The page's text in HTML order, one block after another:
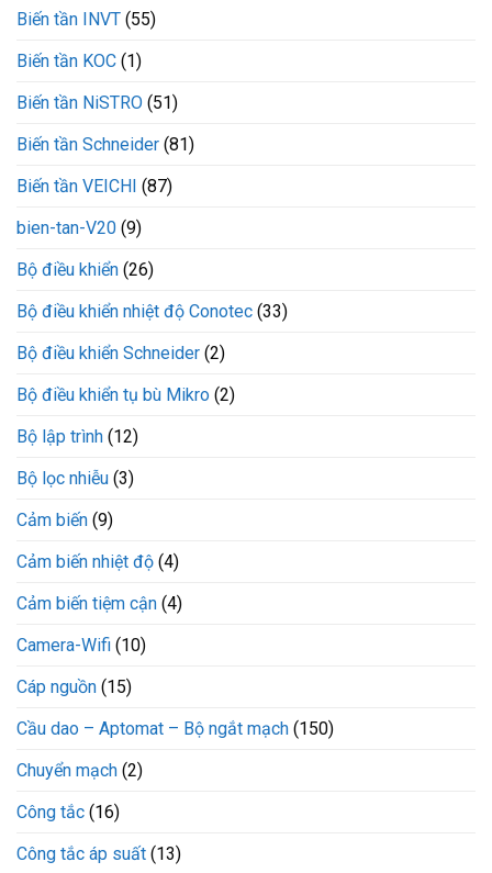
Biến tần INVT (55)
Biến tần KOC (1)
Biến tần NiSTRO (51)
Biến tần Schneider (81)
Biến tần VEICHI (87)
bien-tan-V20 (9)
Bộ điều khiển (26)
Bộ điều khiển nhiệt độ Conotec (33)
Bộ điều khiển Schneider (2)
Bộ điều khiển tụ bù Mikro (2)
Bộ lập trình (12)
Bộ lọc nhiễu (3)
Cảm biến (9)
Cảm biến nhiệt độ (4)
Cảm biến tiệm cận (4)
Camera-Wifi (10)
Cáp nguồn (15)
Cầu dao – Aptomat – Bộ ngắt mạch (150)
Chuyển mạch (2)
Công tắc (16)
Công tắc áp suất (13)